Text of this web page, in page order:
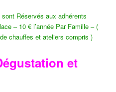
Réservés aux adhérents
– 10 € l’année Par Famille – (
chauffes et ateliers compris )
et